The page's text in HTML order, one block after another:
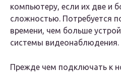
компьютеру, если их две и
сложностью. Потребуется
времени, чем больше
системы видеонаблюдения.
Прежде чем подключать к